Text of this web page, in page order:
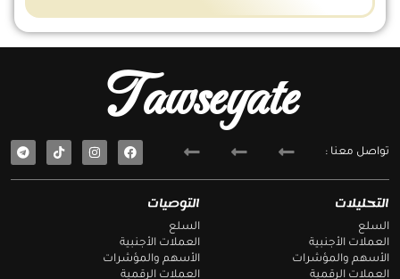
التوصيات
السلع
العملات الأجنبية
الأسهم والمؤشرات
العملات الرقمية
التحليلات
السلع
العملات الأجنبية
الأسهم والمؤشرات
العملات الرقمية
Tawseyate
تواصل معنا :
F
a
e
T
e
e